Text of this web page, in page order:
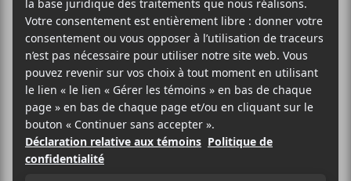
DÉTAILS
Date :
2022-04-13
Heure :
21:00 - 23:30
Prix :